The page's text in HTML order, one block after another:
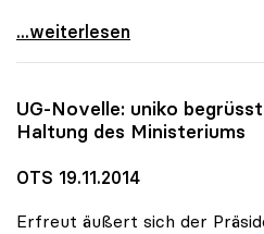
Schmidinger zu Uni-Budget:
...weiterlesen
UG-Novelle: uniko
Haltung des Ministeriums
OTS 19.11.2014
Erfreut äußert sich der